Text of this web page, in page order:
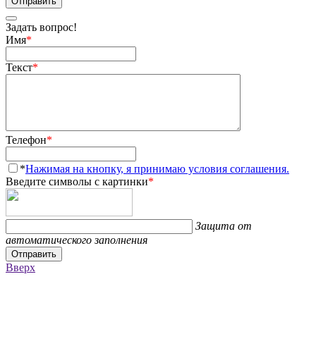
Задать вопрос!
Имя*
Текст*
Телефон*
*Нажимая на кнопку, я принимаю условия соглашения.
Введите символы с картинки*
Защита от
автоматического заполнения
Отправить
Вверх